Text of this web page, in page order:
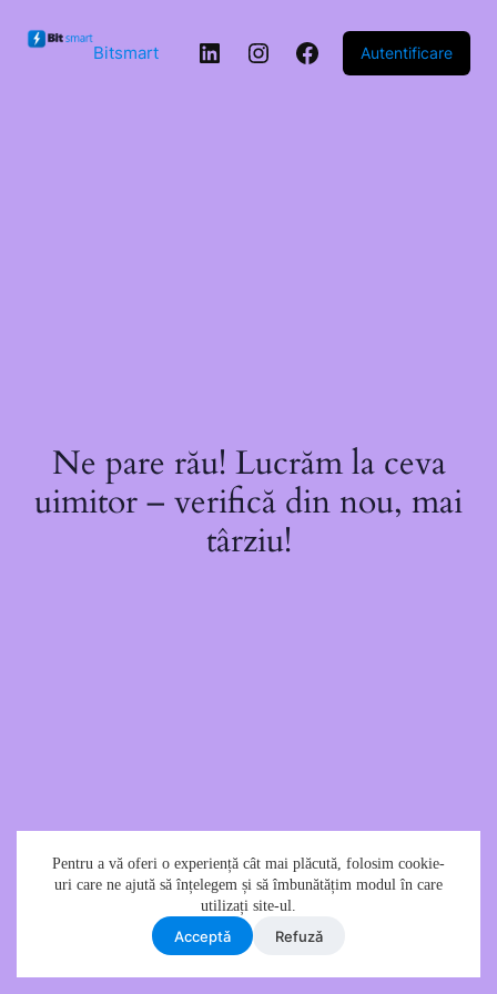
conținut
Pentru a vă oferi o experiență cât mai plăcută, folosim cookie-
uri care ne ajută să înțelegem și să îmbunătățim modul în care
utilizați site-ul.
Acceptǎ Refuzǎ
Bitsmart LinkedInInstagram
Facebook
Autentificare
Ne pare rău! Lucrăm la ceva
uimitor – verifică din nou, mai
târziu!